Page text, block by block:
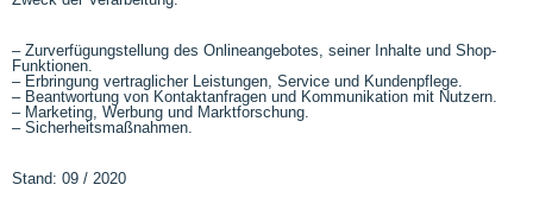
– Zurverfügungstellung des Onlineangebotes, seiner Inhalte und Shop-
Funktionen.
– Erbringung vertraglicher Leistungen, Service und Kundenpflege.
– Beantwortung von Kontaktanfragen und Kommunikation mit Nutzern.
– Marketing, Werbung und Marktforschung.
– Sicherheitsmaßnahmen.
Stand: 09 / 2020